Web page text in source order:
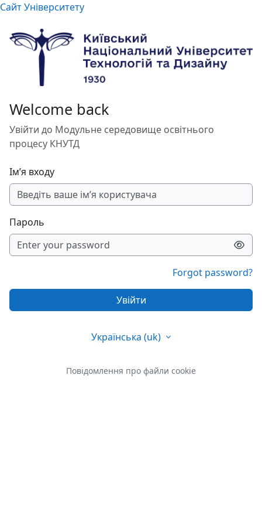
Перейти до головного вмісту
Сайт Університету
Welcome back
Увійти до Модульне середовище освітнього
процесу КНУТД
Ім’я входу
Пароль
Forgot password?
Увійти
Українська ‎(uk)‎
Повідомлення про файли cookie